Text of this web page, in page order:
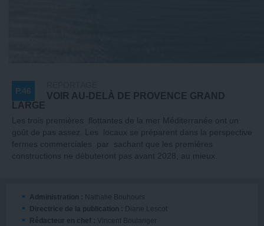
P.46
VOIR AU-DELÀ DE PROVENCE GRAND
LARGE
Les trois premières flottantes de la mer Méditerranée ont un
goût de pas assez. Les locaux se préparent dans la perspective
fermes commerciales par sachant que les premières
constructions ne débuteront pas avant 2028, au mieux.
Administration :
Nathalie Bouhours
Directrice de la publication :
Diane Lescot
Rédacteur en chef :
Vincent Boulanger